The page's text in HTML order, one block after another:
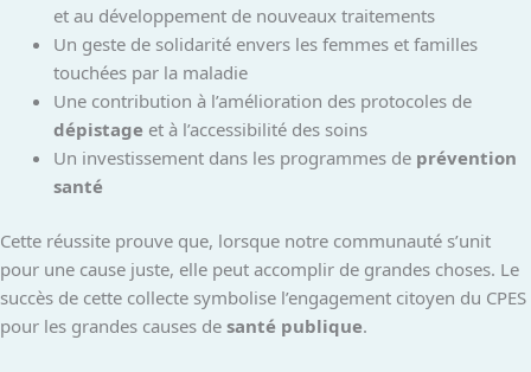
et au développement de nouveaux traitements
Un geste de solidarité envers les femmes et familles
touchées par la maladie
Une contribution à l’amélioration des protocoles de
dépistage et à l’accessibilité des soins
Un investissement dans les programmes de prévention
santé
Cette réussite prouve que, lorsque notre communauté s’unit
pour une cause juste, elle peut accomplir de grandes choses. Le
succès de cette collecte symbolise l’engagement citoyen du CPES
pour les grandes causes de santé publique.